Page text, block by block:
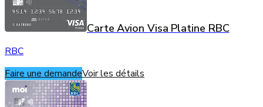
Carte Avion Visa Platine RBC
RBC
Faire une demandeVoir les détails